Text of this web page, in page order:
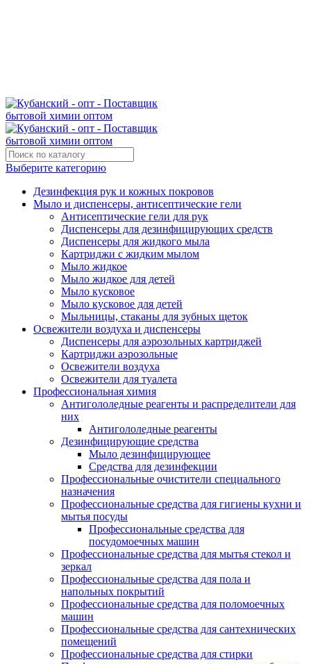
Выберите категорию
Дезинфекция рук и кожных покровов
Мыло и диспенсеры, антисептические гели
Антисептические гели для рук
Диспенсеры для дезинфицирующих средств
Диспенсеры для жидкого мыла
Картриджи с жидким мылом
Мыло жидкое
Мыло жидкое для детей
Мыло кусковое
Мыло кусковое для детей
Мыльницы, стаканы для зубных щеток
Освежители воздуха и диспенсеры
Диспенсеры для аэрозольных картриджей
Картриджи аэрозольные
Освежители воздуха
Освежители для туалета
Профессиональная химия
Антигололедные реагенты и распределители для
них
Антигололедные реагенты
Дезинфицирующие средства
Мыло дезинфицирующее
Средства для дезинфекции
Профессиональные очистители специального
назначения
Профессиональные средства для гигиены кухни и
мытья посуды
Профессиональные средства для
посудомоечных машин
Профессиональные средства для мытья стекол и
зеркал
Профессиональные средства для пола и
напольных покрытий
Профессиональные средства для поломоечных
машин
Профессиональные средства для сантехнических
помещений
Профессиональные средства для стирки